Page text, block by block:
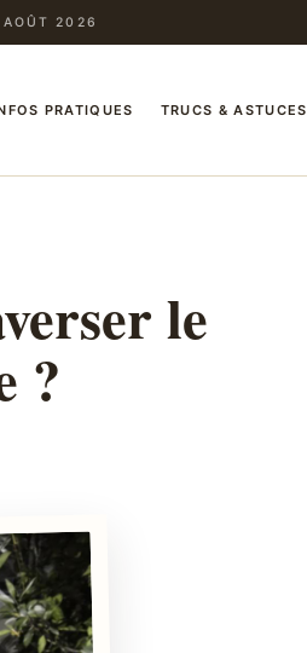
AOÛT 2026
PRATIQUES TRUCS & ASTUCES
le
?